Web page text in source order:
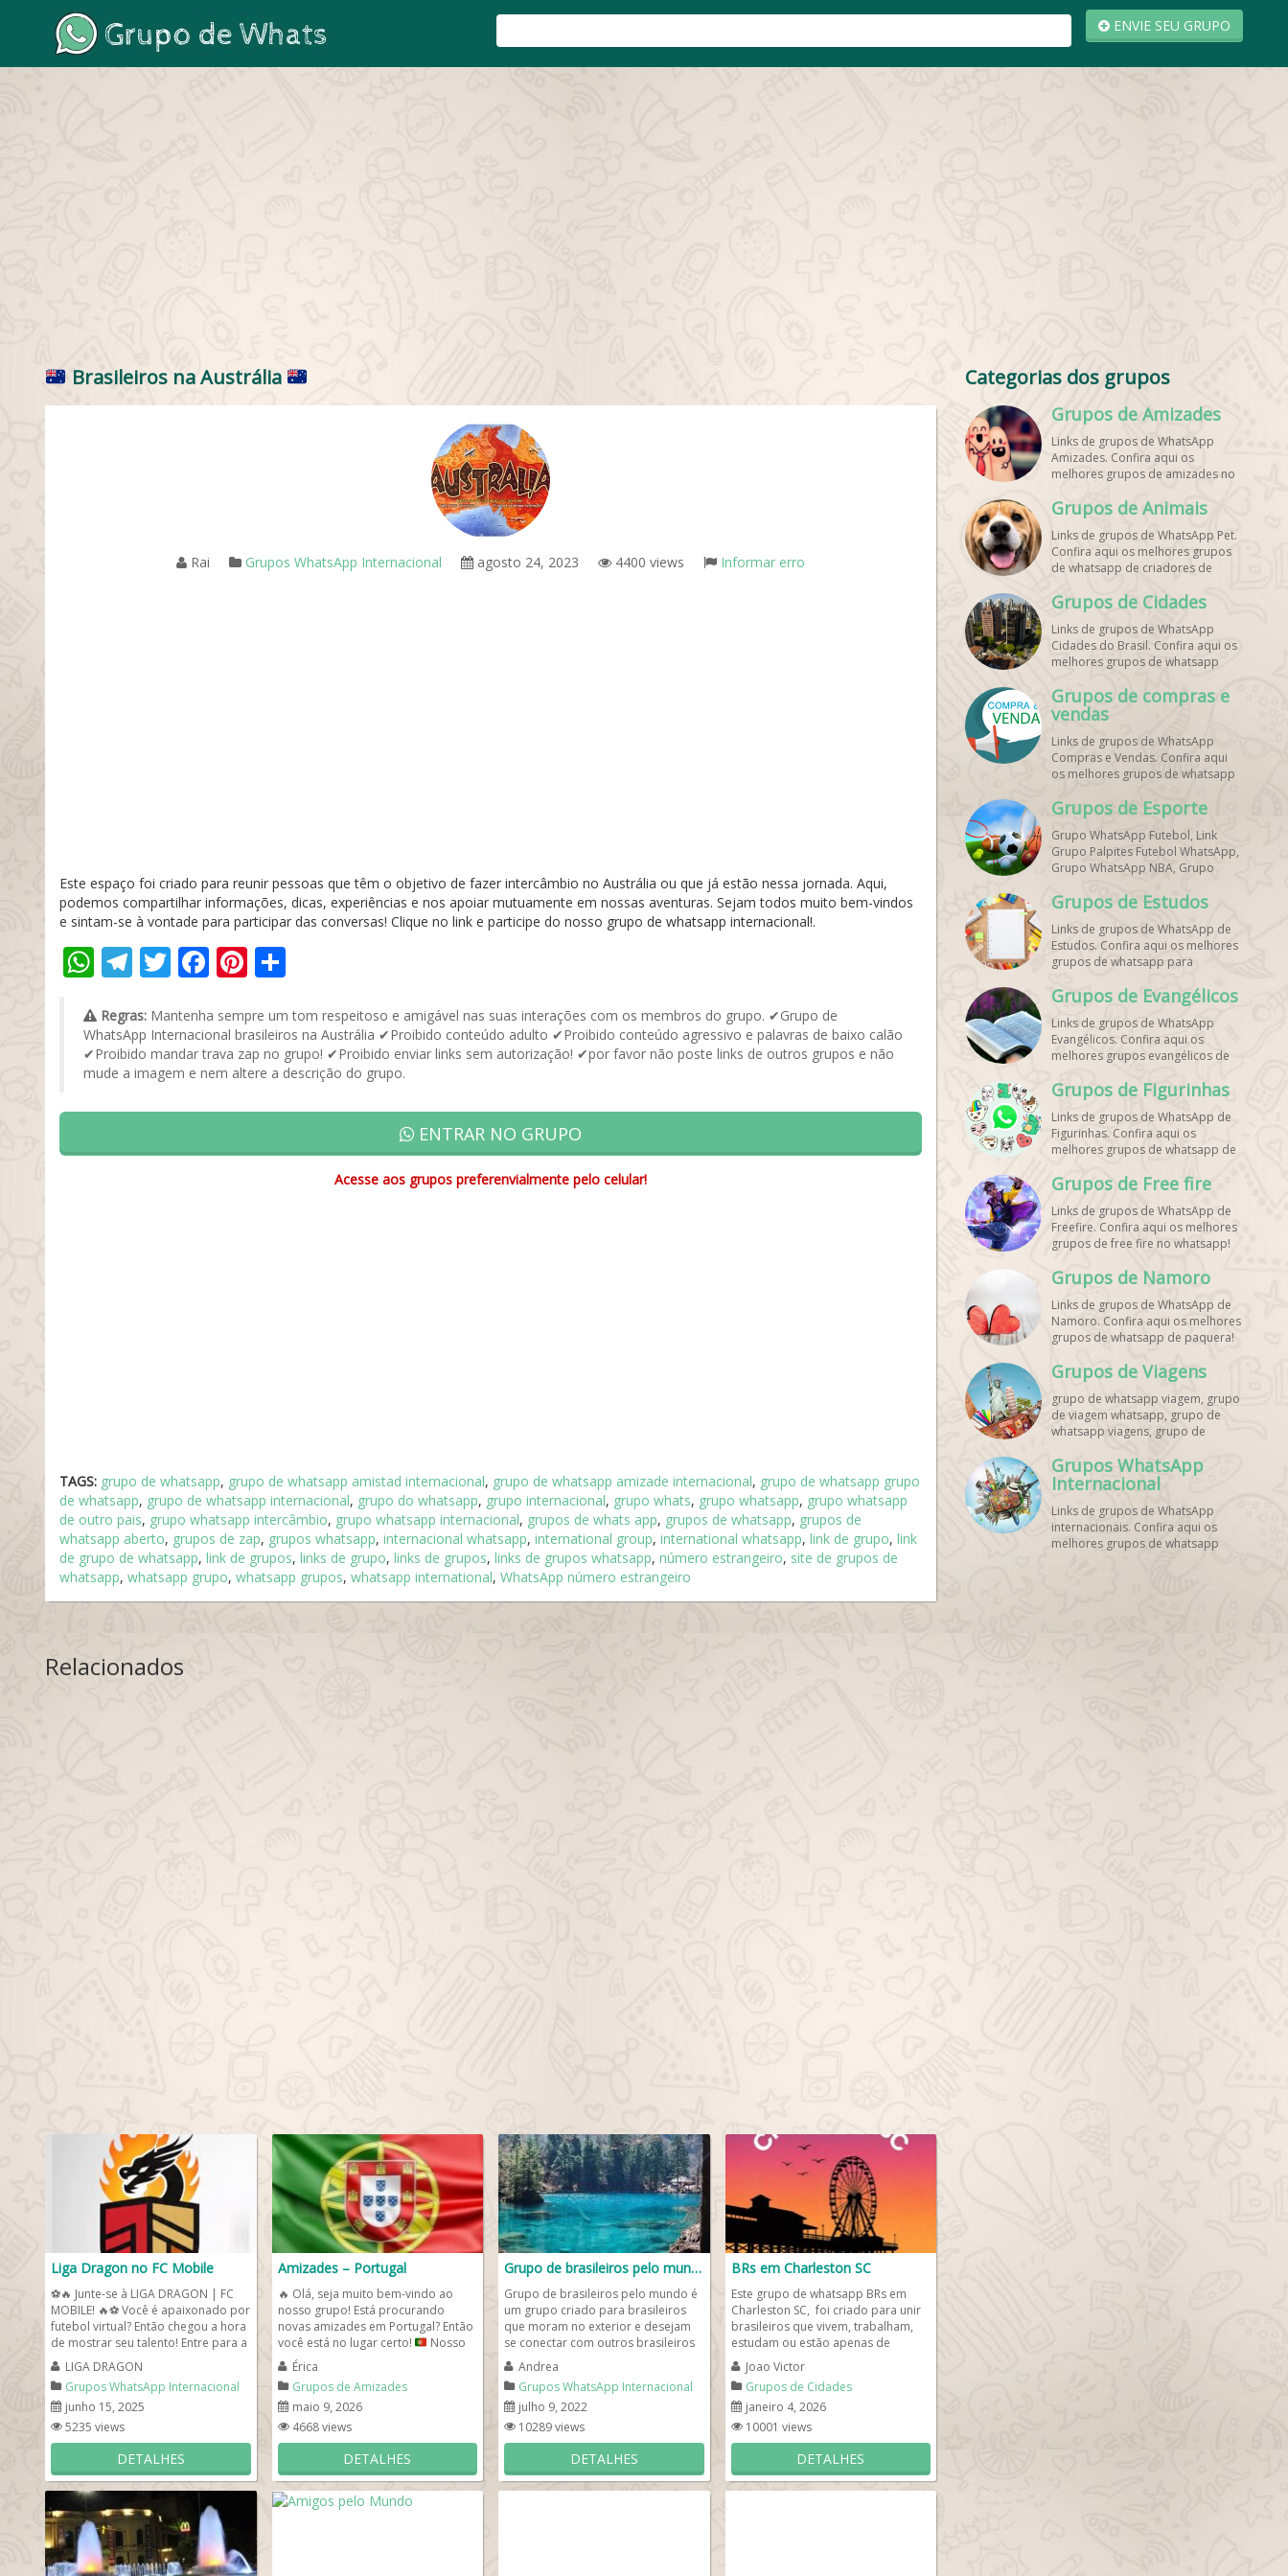
ENVIE SEU GRUPO
Brasileiros na Austrália
Rai Grupos WhatsApp Internacional agosto 24, 2023 4400 views Informar erro
Este espaço foi criado para reunir pessoas que têm o objetivo de fazer intercâmbio no Austrália ou que já estão nessa jornada. Aqui,
podemos compartilhar informações, dicas, experiências e nos apoiar mutuamente em nossas aventuras. Sejam todos muito bem-vindos
e sintam-se à vontade para participar das conversas! Clique no link e participe do nosso grupo de whatsapp internacional!.
WhatsApp
Telegram
Twitter
Facebook
Pinterest
Regras: Mantenha sempre um tom respeitoso e amigável nas suas interações com os membros do grupo. ✔Grupo de
WhatsApp Internacional brasileiros na Austrália ✔Proibido conteúdo adulto ✔Proibido conteúdo agressivo e palavras de baixo calão
✔Proibido mandar trava zap no grupo! ✔Proibido enviar links sem autorização! ✔por favor não poste links de outros grupos e não
mude a imagem e nem altere a descrição do grupo.
ENTRAR NO GRUPO
Acesse aos grupos preferenvialmente pelo celular!
TAGS: grupo de whatsapp, grupo de whatsapp amistad internacional, grupo de whatsapp amizade internacional, grupo de whatsapp grupo
de whatsapp, grupo de whatsapp internacional, grupo do whatsapp, grupo internacional, grupo whats, grupo whatsapp, grupo whatsapp
de outro pais, grupo whatsapp intercâmbio, grupo whatsapp internacional, grupos de whats app, grupos de whatsapp, grupos de
whatsapp aberto, grupos de zap, grupos whatsapp, internacional whatsapp, international group, international whatsapp, link de grupo, link
de grupo de whatsapp, link de grupos, links de grupo, links de grupos, links de grupos whatsapp, número estrangeiro, site de grupos de
whatsapp, whatsapp grupo, whatsapp grupos, whatsapp international, WhatsApp número estrangeiro
Relacionados
Liga Dragon no FC Mobile
⚽🔥 Junte-se à LIGA DRAGON | FC
MOBILE! 🔥⚽ Você é apaixonado por
futebol virtual? Então chegou a hora
de mostrar seu talento! Entre para a
Liga...LIGA DRAGON
Grupos WhatsApp Internacional
junho 15, 2025
5235 views
DETALHES
Amizades – Portugal
🔥 Olá, seja muito bem-vindo ao
nosso grupo! Está procurando
novas amizades em Portugal? Então
você está no lugar certo!
Nosso
grupo de...
Érica
Grupos de Amizades
maio 9, 2026
4668 views
DETALHES
Grupo de brasileiros pelo mundo
Grupo de brasileiros pelo mundo é
um grupo criado para brasileiros
que moram no exterior e desejam
se conectar com outros brasileiros
pelo mundo! Se você é...
Andrea
Grupos WhatsApp Internacional
julho 9, 2022
10289 views
DETALHES
BRs em Charleston SC
Este grupo de whatsapp BRs em
Charleston SC, foi criado para unir
brasileiros que vivem, trabalham,
estudam ou estão apenas de
passagem por Charleston, na...
Joao Victor
Grupos de Cidades
janeiro 4, 2026
10001 views
DETALHES
Categorias dos grupos
Grupos de Amizades
Links de grupos de WhatsApp
Amizades. Confira aqui os
melhores grupos de amizades no
Grupos de Animais
Links de grupos de WhatsApp Pet.
Confira aqui os melhores grupos
de whatsapp de criadores de
Grupos de Cidades
Links de grupos de WhatsApp
Cidades do Brasil. Confira aqui os
melhores grupos de whatsapp
Grupos de compras e
vendas
Links de grupos de WhatsApp
Compras e Vendas. Confira aqui
os melhores grupos de whatsapp
Grupos de Esporte
Grupo WhatsApp Futebol, Link
Grupo Palpites Futebol WhatsApp,
Grupo WhatsApp NBA, Grupo
WhatsApp Treino, Grupo
WhatsApp Notícias Esportes,
Grupo de Debates Esportivos
WhatsApp, Grupo de Torcedores
[Nome do Time] WhatsApp, Link
Grupo WhatsApp Dicas de Treino,
Grupo WhatsApp Futebol Ao Vivo.
Grupo WhatsApp Esporte, Grupos
de Esporte WhatsApp, WhatsApp
Esportes, Comunidade Esportiva
WhatsApp, Link Grupo WhatsApp
Esporte. Link Grupo WhatsApp
Esporte, Grupo WhatsApp Futebol,
Link Grupo Palpites Futebol
WhatsApp, Grupo WhatsApp NBA,
Grupos de Estudos
Links de grupos de WhatsApp de
Estudos. Confira aqui os melhores
grupos de whatsapp para
Grupos de Evangélicos
Links de grupos de WhatsApp
Evangélicos. Confira aqui os
melhores grupos evangélicos de
Grupos de Figurinhas
Links de grupos de WhatsApp de
Figurinhas. Confira aqui os
melhores grupos de whatsapp de
Grupos de Free fire
Links de grupos de WhatsApp de
Freefire. Confira aqui os melhores
grupos de free fire no whatsapp!
Grupos de Namoro
Links de grupos de WhatsApp de
Namoro. Confira aqui os melhores
grupos de whatsapp de paquera!
Grupos de Viagens
grupo de whatsapp viagem, grupo
de viagem whatsapp, grupo de
whatsapp viagens, grupo de
viagem barata whatsapp, grupo de
mochileiros whatsapp, grupo de
excursão whatsapp, grupo de
viagem em grupo whatsapp, grupo
de viagens nacionais whatsapp,
Grupos WhatsApp
Internacional
Links de grupos de WhatsApp
internacionais. Confira aqui os
melhores grupos de whatsapp